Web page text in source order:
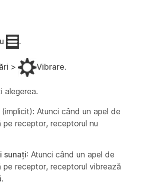
.
> Vibrare.
alegerea.
(implicit): Atunci când un apel de
pe receptor, receptorul nu
sunați: Atunci când un apel de
pe receptor, receptorul vibrează